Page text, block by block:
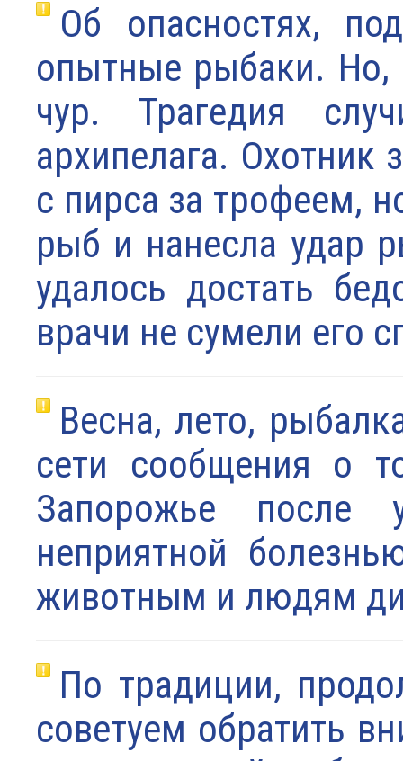
Об опасностях,
опытные рыбаки. Но,
чур. Трагедия
архипелага. Охотник
с пирса за трофеем,
рыб и нанесла удар
удалось достать
врачи не сумели его
Весна, лето,
сети сообщения о
Запорожье после
неприятной
животным и людям
По традиции,
советуем обратить